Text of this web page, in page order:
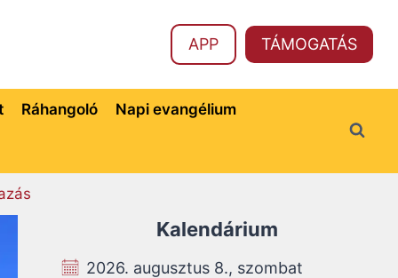
APP TÁMOGATÁS
Ráhangoló Napi evangélium
Kalendárium
2026. augusztus 8., szombat